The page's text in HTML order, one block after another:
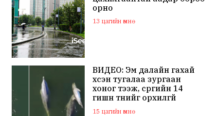
орно
13 цагийн өмнө
ВИДЕО: Эм далайн гахай
үхсэн тугалаа зургаан
хоног тээж, сүргийн 14
гишүүн түүнийг орхилгүй
сэлжээ
15 цагийн өмнө